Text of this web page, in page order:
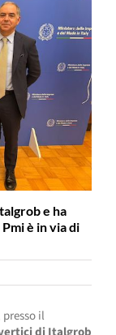
e ha
è in via di
presso il